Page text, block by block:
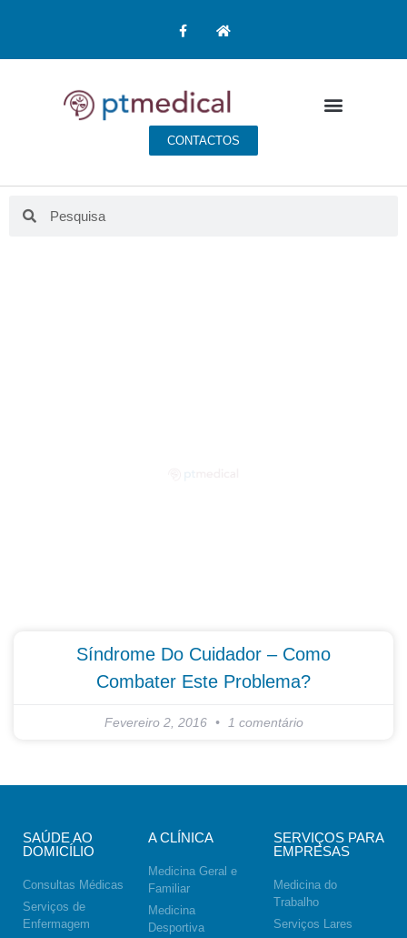
CONTACTOS
Síndrome Do Cuidador – Como
Combater Este Problema?
Fevereiro 2, 2016 1 comentário
SAÚDE AO
DOMICÍLIO
Consultas Médicas
Serviços de
Enfermagem
A CLÍNICA
Medicina Geral e
Familiar
Medicina
Desportiva
SERVIÇOS PARA
EMPRESAS
Medicina do
Trabalho
Serviços Lares